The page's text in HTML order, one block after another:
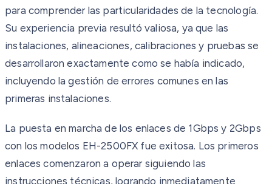
para comprender las particularidades de la tecnología.
Su experiencia previa resultó valiosa, ya que las
instalaciones, alineaciones, calibraciones y pruebas se
desarrollaron exactamente como se había indicado,
incluyendo la gestión de errores comunes en las
primeras instalaciones.
La puesta en marcha de los enlaces de 1Gbps y 2Gbps
con los modelos EH-2500FX fue exitosa. Los primeros
enlaces comenzaron a operar siguiendo las
instrucciones técnicas, logrando inmediatamente